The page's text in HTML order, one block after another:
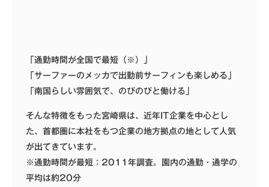
「通勤時間が全国で最短（※）」
「サーファーのメッカで出勤前サーフィンも楽しめる」
「南国らしい雰囲気で、のびのびと働ける」
そんな特徴をもった宮崎県は、近年IT企業を中心とし
た、首都圏に本社をもつ企業の地方拠点の地として人気
が出てきています。
※通勤時間が最短：2011年調査。園内の通勤・通学の
平均は約20分